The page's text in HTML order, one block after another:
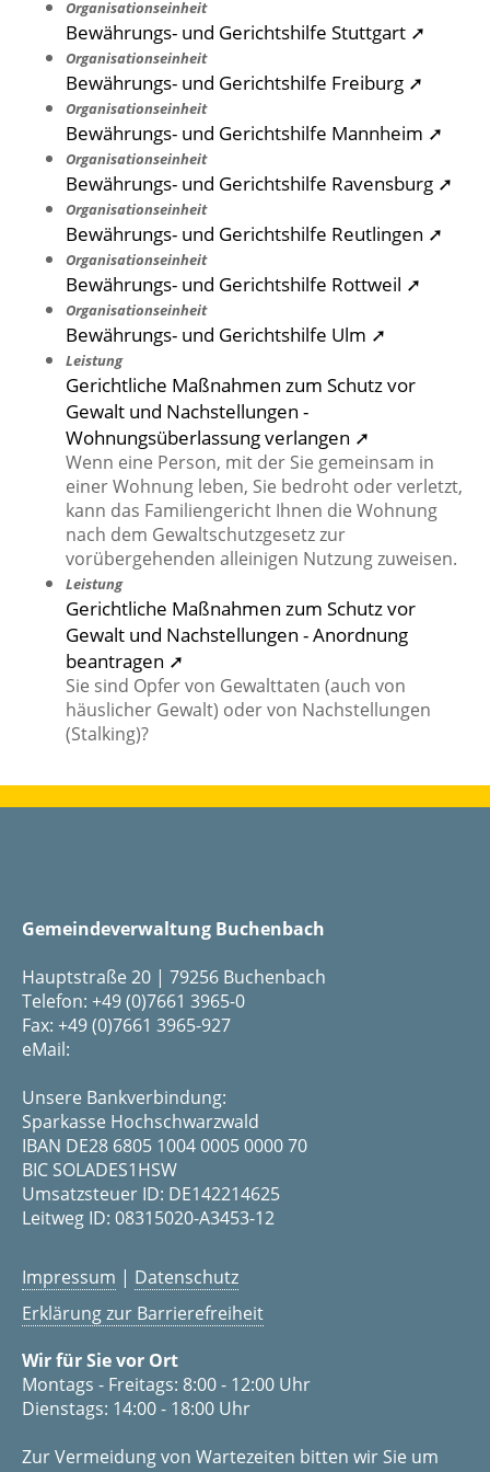
Organisationseinheit
Bewährungs- und Gerichtshilfe Stuttgart ➚
Organisationseinheit
Bewährungs- und Gerichtshilfe Freiburg ➚
Organisationseinheit
Bewährungs- und Gerichtshilfe Mannheim ➚
Organisationseinheit
Bewährungs- und Gerichtshilfe Ravensburg ➚
Organisationseinheit
Bewährungs- und Gerichtshilfe Reutlingen ➚
Organisationseinheit
Bewährungs- und Gerichtshilfe Rottweil ➚
Organisationseinheit
Bewährungs- und Gerichtshilfe Ulm ➚
Leistung
Gerichtliche Maßnahmen zum Schutz vor
Gewalt und Nachstellungen -
Wohnungsüberlassung verlangen ➚
Wenn eine Person, mit der Sie gemeinsam in
einer Wohnung leben, Sie bedroht oder verletzt,
kann das Familiengericht Ihnen die Wohnung
nach dem Gewaltschutzgesetz zur
vorübergehenden alleinigen Nutzung zuweisen.
Leistung
Gerichtliche Maßnahmen zum Schutz vor
Gewalt und Nachstellungen - Anordnung
beantragen ➚
Sie sind Opfer von Gewalttaten (auch von
häuslicher Gewalt) oder von Nachstellungen
(Stalking)?
Gemeindeverwaltung Buchenbach
Hauptstraße 20 | 79256 Buchenbach
Telefon: +49 (0)7661 3965-0
Fax: +49 (0)7661 3965-927
eMail:
Unsere Bankverbindung:
Sparkasse Hochschwarzwald
IBAN DE28 6805 1004 0005 0000 70
BIC SOLADES1HSW
Umsatzsteuer ID: DE142214625
Leitweg ID: 08315020-A3453-12
Impressum | Datenschutz
Erklärung zur Barrierefreiheit
Wir für Sie vor Ort
Montags - Freitags: 8:00 - 12:00 Uhr
Dienstags: 14:00 - 18:00 Uhr
Zur Vermeidung von Wartezeiten bitten wir Sie um